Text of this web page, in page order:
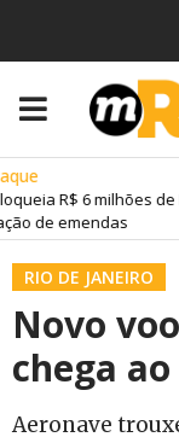
R$ 6 milhões de
de emendas
RIO DE JANEIRO
Novo
chega
Aeronave